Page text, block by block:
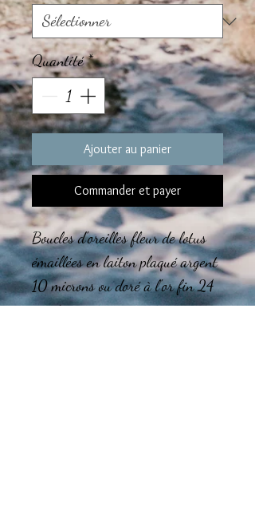
Quantité*
Ajouter au panier
Commander et payer
Boucles d'oreilles fleur de lotus
émaillées en laiton plaqué argent
10 microns ou doré à l'or fin 24
carats.